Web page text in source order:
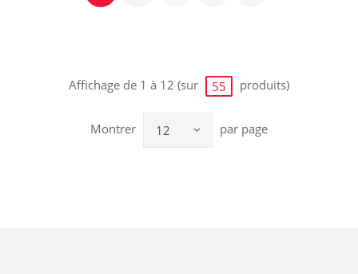
Affichage de 1 à 12 (sur 55 produits)
Montrer 12 par page